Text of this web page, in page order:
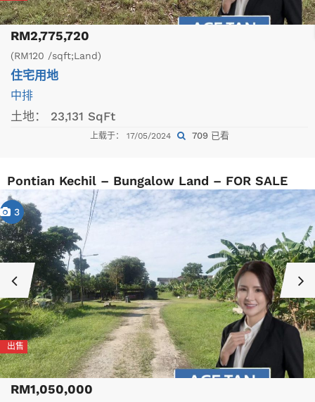
RM2,775,720
(RM120 /sqft;Land)
住宅用地
中排
土地： 23,131 SqFt
上载于： 17/05/2024 709 已看
Pontian Kechil – Bungalow Land – FOR SALE
3
出售
RM1,050,000